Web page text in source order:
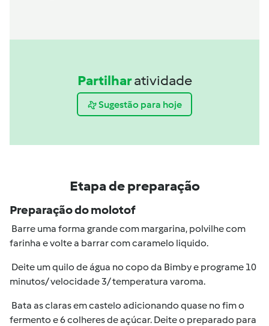
Partilharatividade
Sugestão para hoje
Etapa de preparação
Preparação do molotof
Barre uma forma grande com margarina, polvilhe com
farinha e volte a barrar com caramelo liquido.
Deite um quilo de água no copo da Bimby e programe 10
minutos/ velocidade 3/ temperatura varoma.
Bata as claras em castelo adicionando quase no fim o
fermento e 6 colheres de açúcar. Deite o preparado para